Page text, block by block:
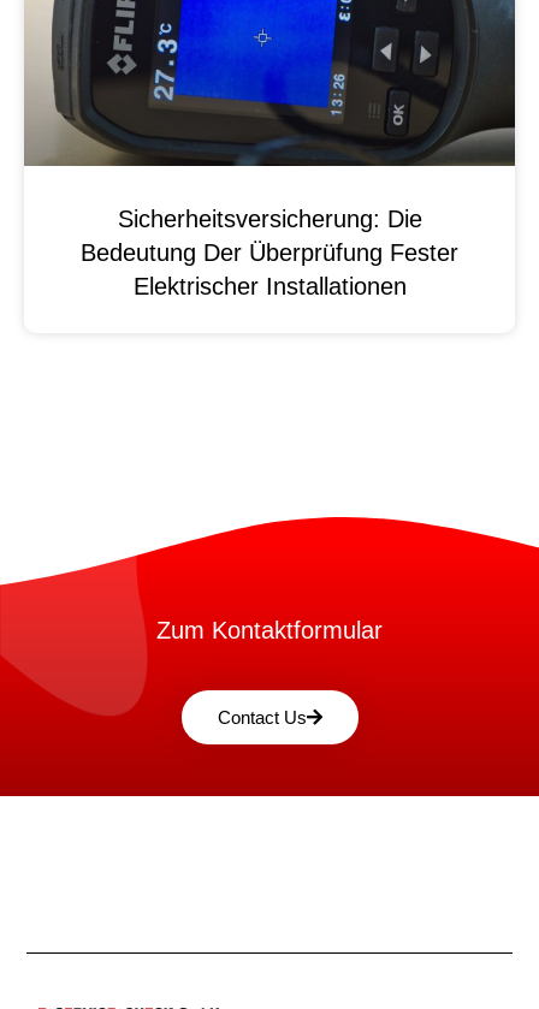
Sicherheitsversicherung: Die
Bedeutung Der Überprüfung Fester
Elektrischer Installationen
Zum Kontaktformular
Contact Us